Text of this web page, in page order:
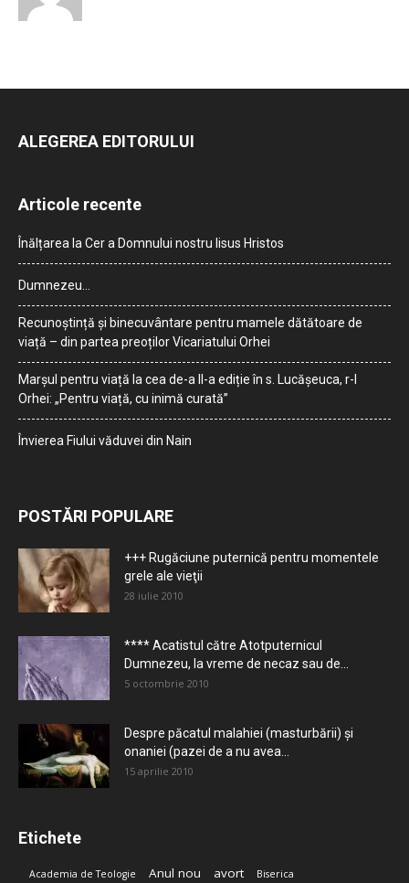
ALEGEREA EDITORULUI
Articole recente
Înălțarea la Cer a Domnului nostru Iisus Hristos
Dumnezeu…
Recunoștință și binecuvântare pentru mamele dătătoare de
viață – din partea preoților Vicariatului Orhei
Marșul pentru viață la cea de-a II-a ediție în s. Lucășeuca, r-l
Orhei: „Pentru viață, cu inimă curată”
Învierea Fiului văduvei din Nain
POSTĂRI POPULARE
+++ Rugăciune puternică pentru momentele
grele ale vieţii
28 iulie 2010
**** Acatistul către Atotputernicul
Dumnezeu, la vreme de necaz sau de...
5 octombrie 2010
Despre păcatul malahiei (masturbării) şi
onaniei (pazei de a nu avea...
15 aprilie 2010
Etichete
Academia de Teologie Anul nou avort Biserica